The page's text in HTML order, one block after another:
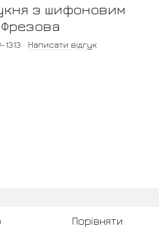
з шифоновим
1313 Написати відгук
Порівняти